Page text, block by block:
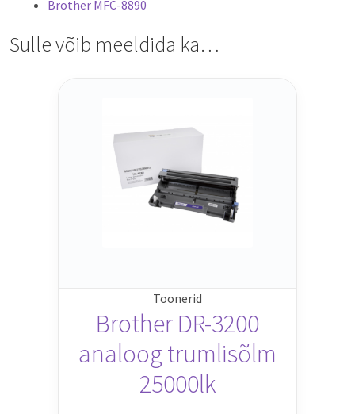
Brother MFC-8890
Sulle võib meeldida ka…
Toonerid
Brother DR-3200
analoog trumlisõlm
25000lk